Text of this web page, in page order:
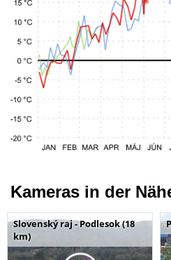
Kameras in der
Slovenský raj - Podlesok (18
km)